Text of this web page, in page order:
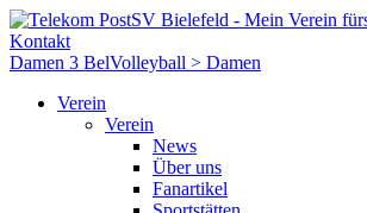
Kontakt
Damen 3 BelVolleyball > Damen
Verein
Verein
News
Über uns
Fanartikel